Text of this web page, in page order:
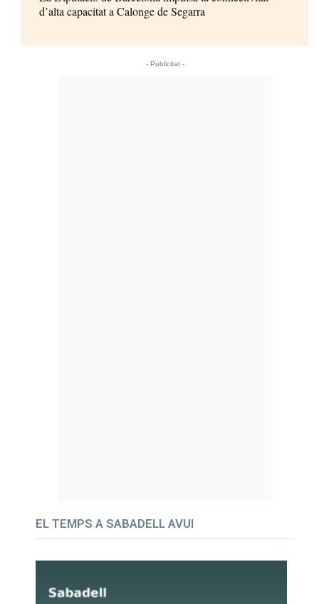
d’alta capacitat a Calonge de Segarra
- Publicitat -
EL TEMPS A SABADELL AVUI